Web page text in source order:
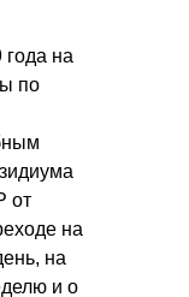
на
по
от
на
на
и о